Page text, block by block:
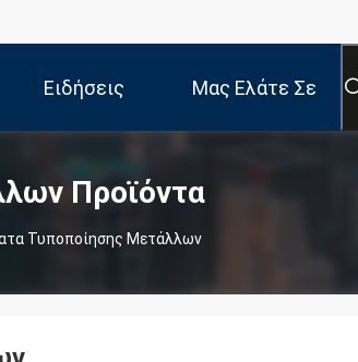
Ειδήσεις Μας Ελάτε Σε
Προϊόντα
Τυποποίησης Μετάλλων